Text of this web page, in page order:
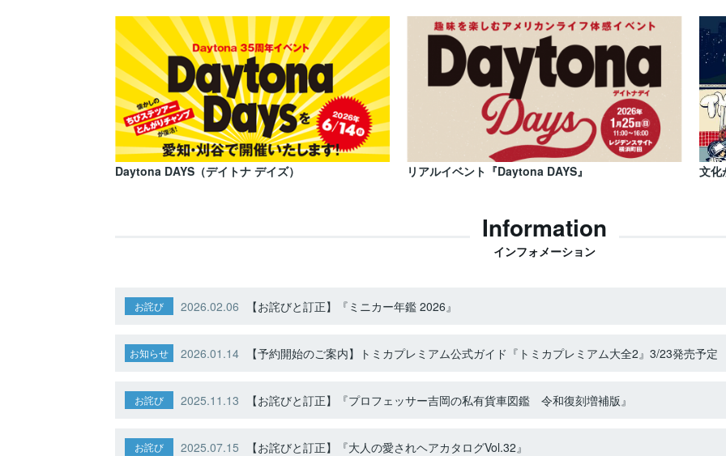
Daytona DAYS（デイトナ デイズ） リアルイベント『Daytona DAYS』 文化
Information
インフォメーション
お詫び 2026.02.06 【お詫びと訂正】『ミニカー年鑑 2026』
お知らせ 2026.01.14 【予約開始のご案内】トミカプレミアム公式ガイド『トミカプレミアム大全2』3/23発売予定
お詫び 2025.11.13 【お詫びと訂正】『プロフェッサー吉岡の私有貨車図鑑 令和復刻増補版』
お詫び 2025.07.15 【お詫びと訂正】『大人の愛されヘアカタログVol.32』